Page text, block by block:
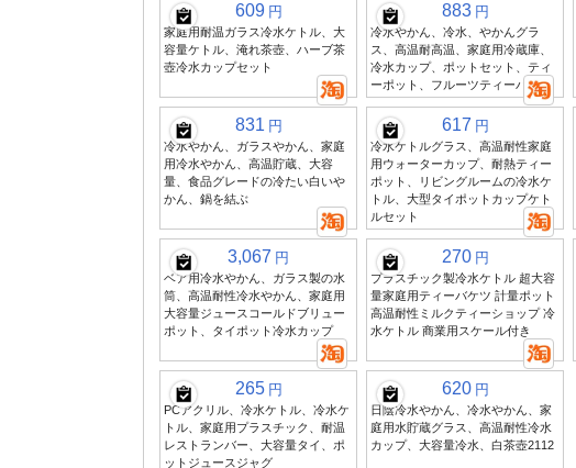
609 円
家庭用耐温ガラス冷水ケトル、大
容量ケトル、淹れ茶壺、ハーブ茶
壺冷水カップセット
883 円
冷水やかん、冷水、やかんグラ
ス、高温耐高温、家庭用冷蔵庫、
冷水カップ、ポットセット、ティ
ーポット、フルーツティーバケツ
831 円
冷水やかん、ガラスやかん、家庭
用冷水やかん、高温貯蔵、大容
量、食品グレードの冷たい白いや
かん、鍋を結ぶ
617 円
冷水ケトルグラス、高温耐性家庭
用ウォーターカップ、耐熱ティー
ポット、リビングルームの冷水ケ
トル、大型タイポットカップケト
ルセット
3,067 円
ベア用冷水やかん、ガラス製の水
筒、高温耐性冷水やかん、家庭用
大容量ジュースコールドブリュー
ポット、タイポット冷水カップ
270 円
プラスチック製冷水ケトル 超大容
量家庭用ティーバケツ 計量ポット
高温耐性ミルクティーショップ 冷
水ケトル 商業用スケール付き
265 円
PCアクリル、冷水ケトル、冷水ケ
トル、家庭用プラスチック、耐温
レストランバー、大容量タイ、ポ
ットジュースジャグ
620 円
日陰冷水やかん、冷水やかん、家
庭用水貯蔵グラス、高温耐性冷水
カップ、大容量冷水、白茶壺2112